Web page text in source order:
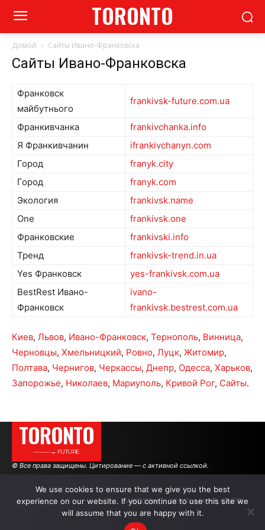
TORONTO
Домой Сайты Ивано-Франковска
Сайты Ивано-Франковска
Франковск
майбутнього
frankivsk-future.com.ua
Франкивчанка
frankivchanka.info
Я Франкивчанин
ifrankivchanyn.com
Город
franyk.city
Город
franyk.com
Экология
frankivsk.name
One
frankivsk.one
Франковские
frankivski.info
Тренд
frankivsk-trend.in.ua
Yes Франковск
yes-frankivsk.com.ua
BestRest Ивано-
Франковск
ivano-
frankivsk.bestrest.com.ua
Киев, Львов, Ивано-Франковск, Тернополь, Винница,
Черновцы, Хмельницкий, Ровно, Луцк, Житомир,
Полтава, Чернигов, Черкассы, Днепр, Одесса, Харьков,
Запорожье, Николаев, Мариуполь, Кривой Рог, Сайты.
TORONTO
———→ FUTURE
© Все права защищены. Цитирование — с активной ссылкой.
АВТОРЫ РЕКЛАМА НА САЙТЕ
We use cookies to ensure that we give you the best
experience on our website. If you continue to use this site we
will assume that you are happy with it.